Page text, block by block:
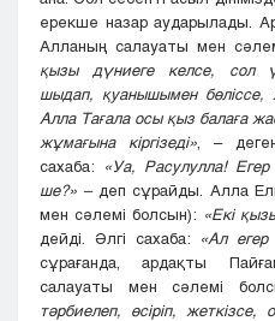
ерекше назар аударылады.
Алланың салауаты мен
қызы дүниеге келсе, сол
шыдап, қуанышымен бөліссе,
Алла Тағала осы қыз балаға
жұмағына кіргізеді», –
сахаба:
«Уа, Расулулла!
ше?» –деп сұрайды. Алла
мен сәлемі болсын): «Екі
дейді. Әлгі сахаба: «Ал
сұрағанда, ардақты
салауаты мен сәлемі
тәрбиелеп, өсіріп, жеткізсе,